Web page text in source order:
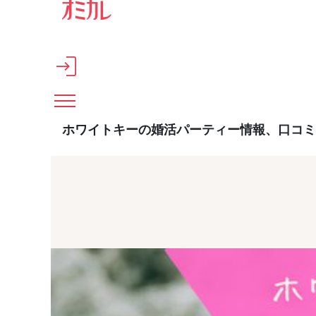
メインコンテンツへスキップ
ホワイトキーの婚活パーティー情報、口コ